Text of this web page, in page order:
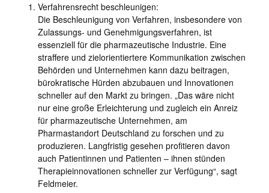
Verfahrensrecht beschleunigen:
Die Beschleunigung von Verfahren, insbesondere von
Zulassungs- und Genehmigungsverfahren, ist
essenziell für die pharmazeutische Industrie. Eine
straffere und zielorientiertere Kommunikation zwischen
Behörden und Unternehmen kann dazu beitragen,
bürokratische Hürden abzubauen und Innovationen
schneller auf den Markt zu bringen. „Das wäre nicht
nur eine große Erleichterung und zugleich ein Anreiz
für pharmazeutische Unternehmen, am
Pharmastandort Deutschland zu forschen und zu
produzieren. Langfristig gesehen profitieren davon
auch Patientinnen und Patienten – ihnen stünden
Therapieinnovationen schneller zur Verfügung“, sagt
Feldmeier.